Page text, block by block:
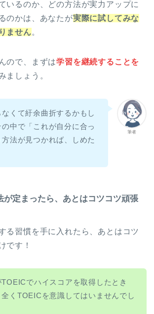
いるのか、どの方法が実力アップに
のかは、あなたが実際に試してみな
ません。
ので、まずは学習を継続することを
ましょう。
筆者
くて紆余曲折するかもし
中で「これが自分に合っ
法が見つかれば、しめた
が定まったら、あとはコツコツ頑張
る習慣を手に入れたら、あとはコツ
です！
TOEICでハイスコアを取得したとき
全くTOEICを意識してはいませんでし